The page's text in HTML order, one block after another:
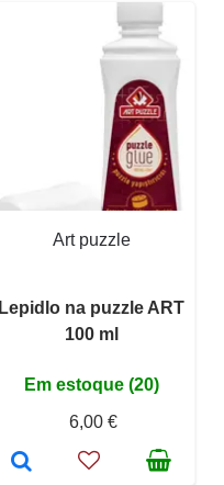
Art puzzle
Lepidlo na puzzle ART
100 ml
Em estoque (20)
6,00 €